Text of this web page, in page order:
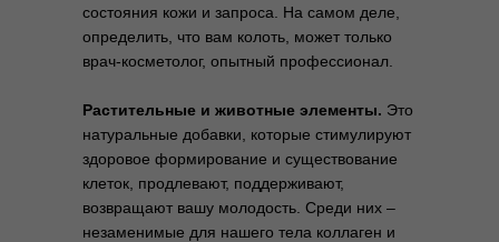
состояния кожи и запроса. На самом деле,
определить, что вам колоть, может только
врач-косметолог, опытный профессионал.
Растительные и животные элементы. Это
натуральные добавки, которые стимулируют
здоровое формирование и существование
клеток, продлевают, поддерживают,
возвращают вашу молодость. Среди них –
незаменимые для нашего тела коллаген и